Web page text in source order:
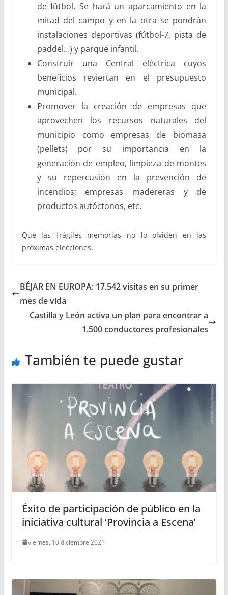
de fútbol. Se hará un aparcamiento en la
mitad del campo y en la otra se pondrán
instalaciones deportivas (fútbol-7, pista de
paddel…) y parque infantil.
Construir una Central eléctrica cuyos
beneficios reviertan en el presupuesto
municipal.
Promover la creación de empresas que
aprovechen los recursos naturales del
municipio como empresas de biomasa
(pellets) por su importancia en la
generación de empleo, limpieza de montes
y su repercusión en la prevención de
incendios; empresas madereras y de
productos autóctonos, etc.
Que las frágiles memorias no lo olviden en las
próximas elecciones.
BÉJAR EN EUROPA: 17.542 visitas en su primer
mes de vida
Castilla y León activa un plan para encontrar a
1.500 conductores profesionales
También te puede gustar
Éxito de participación de público en la
iniciativa cultural ‘Provincia a Escena’
viernes, 10 diciembre 2021